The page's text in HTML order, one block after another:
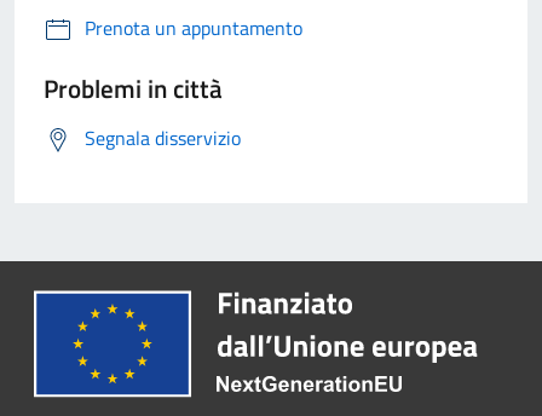
Prenota un appuntamento
Problemi in città
Segnala disservizio